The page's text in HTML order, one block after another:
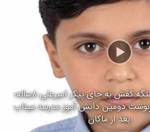
فیلم/ دفن یک لنگه کفش به جای پیکر امیرعلی ۸ساله؛
دومین دانش آموز مدرسه میناب
بعد از ماکان